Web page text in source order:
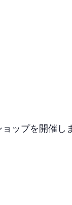
ップを開催し